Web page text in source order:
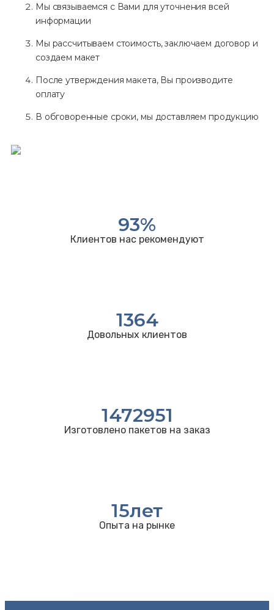
Мы связываемся с Вами для уточнения всей
информации
Мы рассчитываем стоимость, заключаем договор и
создаем макет
После утверждения макета, Вы производите
оплату
В обговоренные сроки, мы доставляем продукцию
93%
Клиентов нас рекомендуют
1364
Довольных клиентов
1472951
Изготовлено пакетов на заказ
15лет
Опыта на рынке